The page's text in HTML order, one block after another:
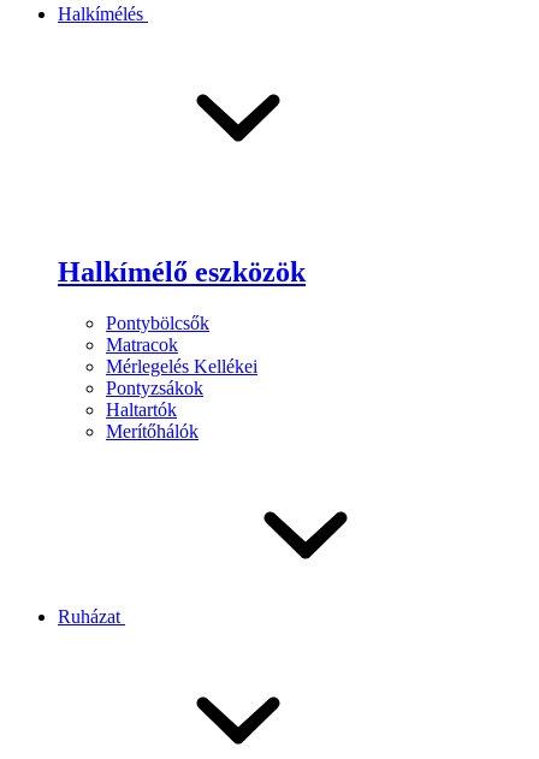
Halkímélés
Halkímélő eszközök
Pontybölcsők
Matracok
Mérlegelés Kellékei
Pontyzsákok
Haltartók
Merítőhálók
Ruházat